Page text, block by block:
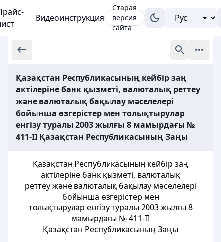
Видеоинструкция
Старая
версия
сайта
Қазақстан Республикасының кейбір заң
актілеріне банк қызметі, валюталық реттеу
және валюталық бақылау мәселелері
бойынша өзгерістер мен толықтырулар
енгізу туралы 2003 жылғы 8 мамырдағы №
411-II Қазақстан Республикасының Заңы
Қазақстан Республикасының кейбір заң
актілеріне банк қызметі, валюталық
реттеу және валюталық бақылау мәселелері
бойынша өзгерістер мен
толықтырулар енгізу туралы 2003 жылғы 8
мамырдағы № 411-II
Қазақстан Республикасының Заңы